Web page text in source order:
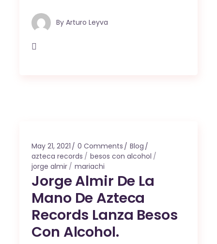
By Arturo Leyva
May 21, 2021 0 Comments
Blog
azteca records
besos con alcohol
jorge almir
mariachi
Jorge Almir De La
Mano De Azteca
Records Lanza Besos
Con Alcohol.